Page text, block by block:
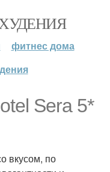
фитнес дома
Sera 5*
вкусом, по